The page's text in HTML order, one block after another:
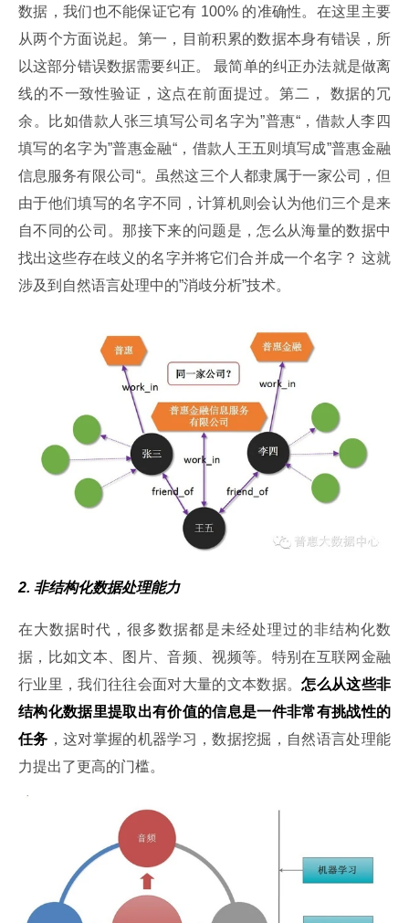
数据，我们也不能保证它有 100% 的准确性。在这里主要
从两个方面说起。第一，目前积累的数据本身有错误，所
以这部分错误数据需要纠正。 最简单的纠正办法就是做离
线的不一致性验证，这点在前面提过。第二， 数据的冗
余。比如借款人张三填写公司名字为”普惠“，借款人李四
填写的名字为”普惠金融“，借款人王五则填写成”普惠金融
信息服务有限公司“。虽然这三个人都隶属于一家公司，但
由于他们填写的名字不同，计算机则会认为他们三个是来
自不同的公司。那接下来的问题是，怎么从海量的数据中
找出这些存在歧义的名字并将它们合并成一个名字？ 这就
涉及到自然语言处理中的”消歧分析”技术。
2. 非结构化数据处理能力
在大数据时代，很多数据都是未经处理过的非结构化数
据，比如文本、图片、音频、视频等。特别在互联网金融
行业里，我们往往会面对大量的文本数据。怎么从这些非
结构化数据里提取出有价值的信息是一件非常有挑战性的
任务 ，这对掌握的机器学习，数据挖掘，自然语言处理能
力提出了更高的门槛。